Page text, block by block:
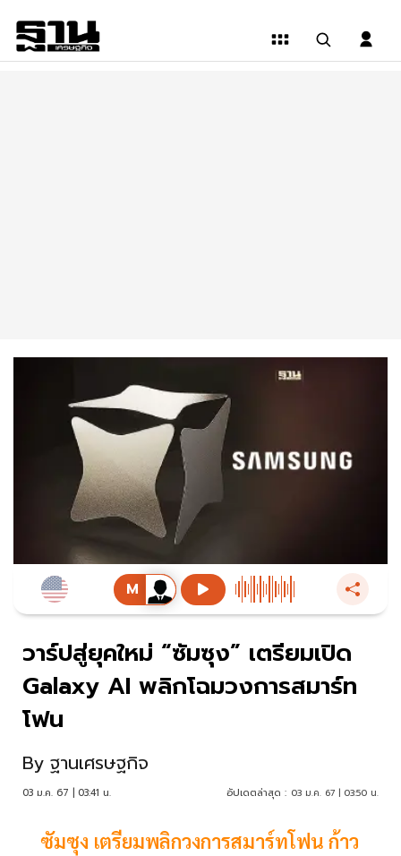
วาร์ปสู่ยุคใหม่ “ซัมซุง” เตรียมเปิด
Galaxy AI พลิกโฉมวงการสมาร์ท
โฟน
By ฐานเศรษฐกิจ
03 ม.ค. 67 | 03:41 น. อัปเดตล่าสุด : 03 ม.ค. 67 | 03:50 น.
ซัมซุง เตรียมพลิกวงการสมาร์ทโฟน ก้าว